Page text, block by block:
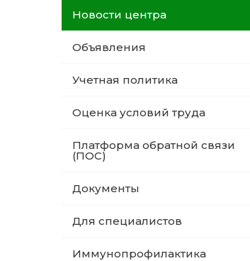
Новости центра
Объявления
Учетная политика
Оценка условий труда
Платформа обратной связи
(ПОС)
Документы
Для специалистов
Иммунопрофилактика